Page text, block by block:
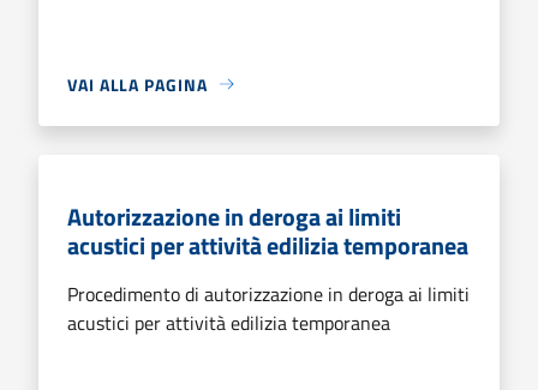
VAI ALLA PAGINA
Autorizzazione in deroga ai limiti
acustici per attività edilizia temporanea
Procedimento di autorizzazione in deroga ai limiti
acustici per attività edilizia temporanea